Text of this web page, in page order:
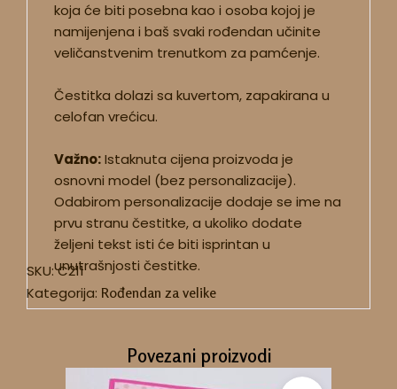
koja će biti posebna kao i osoba kojoj je
namijenjena i baš svaki rođendan učinite
veličanstvenim trenutkom za pamćenje.
Čestitka dolazi sa kuvertom, zapakirana u
celofan vrećicu.
Važno:Istaknuta cijena proizvoda je
osnovni model (bez personalizacije).
Odabirom personalizacije dodaje se ime na
prvu stranu čestitke, a ukoliko dodate
željeni tekst isti će biti isprintan u
unutrašnjosti čestitke.
SKU:C211
Kategorija: Rođendan za velike
Povezani proizvodi